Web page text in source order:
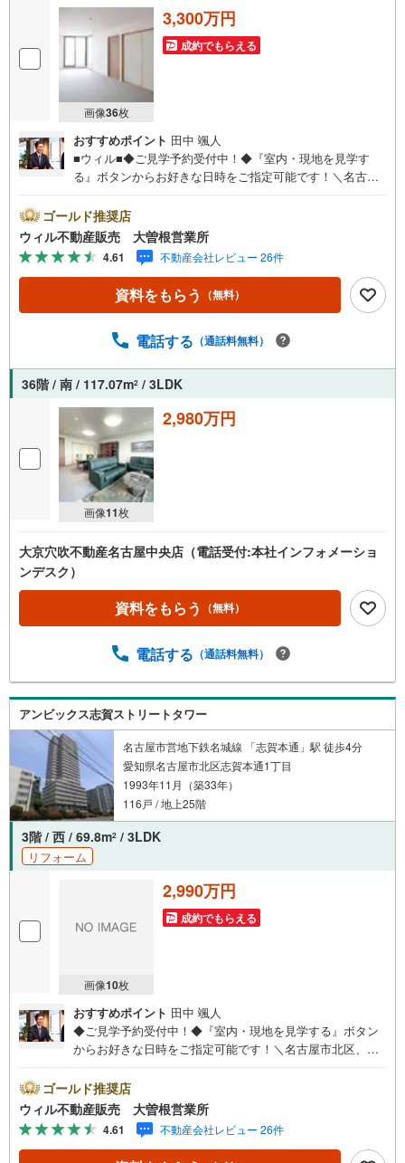
根営業所】○地下鉄名城線、JR中央線「大曽根」駅徒歩1分
○お子様が遊べるキッズスペースあり○定休日ございません
画像36枚
3,300万円
成約でもらえる
おすすめポイント 田中 颯人
■ウィル■◆ご見学予約受付中！◆『室内・現地を見学す
る』ボタンからお好きな日時をご指定可能です！＼名古屋
名古屋市北区、守山区の直接のご売却依頼を数多くいただ
いている不動産仲介会社です。ネット上で分かる立地環境
はもちろん、過去にお任せいただいたお客様に現地の生の
声をもとに住戸環境を提案致します。＼平日のお住まい探
しの方へ/弊社では平日にご内覧・契約など平日にお住まい
探しをされるお客様にサービスをご用意しています。＼お
います。事前にご予約頂きましたら営業時間外でのご内覧
る方へ/不動産業者間で不動産情報が共有されているので、
名古屋市全域や、その他隣接エリアでもご内覧が可能で
す！ 【大曽根営業所】○地下鉄名城線、JR中央線「大曽
根」駅徒歩1分○お子様が遊べるキッズスペースあり○定休
日ございません
ゴールド推奨店
ウィル不動産販売 大曽根営業所
4.61 不動産会社レビュー 26件
資料をもらう （無料）
電話する （通話料無料）
36階 / 南 / 117.07m2 / 3LDK
画像11枚
2,980万円
大京穴吹不動産名古屋中央店（電話受付:本社インフォメーショ
ンデスク）
資料をもらう （無料）
電話する （通話料無料）
アンビックス志賀ストリートタワー
名古屋市営地下鉄名城線 「志賀本通」駅 徒歩4分
愛知県名古屋市北区志賀本通1丁目
1993年11月（築33年）
116戸 / 地上25階
3階 / 西 / 69.8m2 / 3LDK
リフォーム
画像10枚
2,990万円
成約でもらえる
おすすめポイント 田中 颯人
◆ご見学予約受付中！◆『室内・現地を見学する』ボタン
からお好きな日時をご指定可能です！＼名古屋市北区、守
区、守山区の直接のご売却依頼を数多くいただいている不
動産仲介会社です。ネット上で分かる立地環境はもちろ
ん、過去にお任せいただいたお客様に現地の生の声をもと
に住戸環境を提案致します。＼平日のお住まい探しの方へ/
弊社では平日にご内覧・契約など平日にお住まい探しをさ
ゴールド推奨店
ウィル不動産販売 大曽根営業所
4.61 不動産会社レビュー 26件